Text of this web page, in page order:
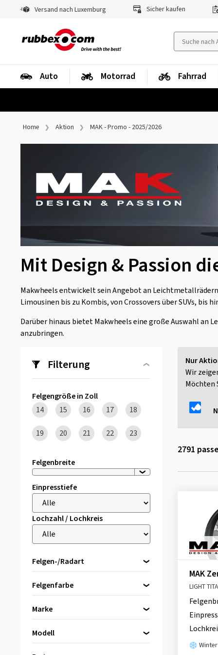
Versand nach Luxemburg Sicher kaufen
Auto Motorrad Fahrrad
Home Aktion MAK - Promo - 2025/2026
Mit Design & Passion
Makwheels entwickelt sein Angebot an
Limousinen bis zu Kombis, von Crossovers über SUVs,
Darüber hinaus bietet Makwheels eine große Auswahl
anzubringen.
Filterung
Felgengröße in Zoll
14
15 16 17 18
19 20 21 22 23
Felgenbreite
Einpresstiefe
Lochzahl / Lochkreis
Felgen-/Radart
Stahlfelgen
Reserveräder
Felgenfarbe
schwarz
silber(336)
Marke
Modell
Nur
Wir
Möchten
2791
MAK
LIGHT